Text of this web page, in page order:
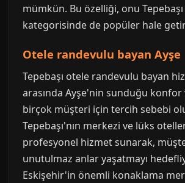
mümkün. Bu özelliği, onu
kategorisinde de popüler hale
Otele randevulu bayan Ayşe
Tepebaşı otele randevulu bayan
arasında Ayşe'nin sunduğu konfor
birçok müşteri için tercih sebebi
Tepebaşı'nın merkezi ve lüks
profesyonel hizmet sunarak,
unutulmaz anlar yaşatmayı
Eskişehir'in önemli konaklama